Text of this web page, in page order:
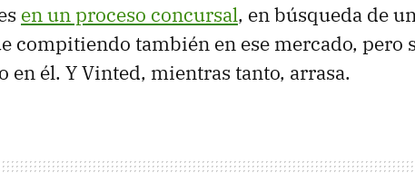
en un proceso concursal, en búsqueda de
compitiendo también en ese mercado, pero
en él. Y Vinted, mientras tanto, arrasa.